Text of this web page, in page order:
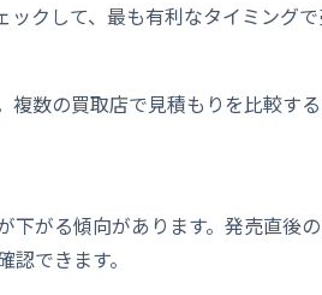
クして、最も有利なタイミングで
数の買取店で見積もりを比較す
がる傾向があります。発売直後
できます。